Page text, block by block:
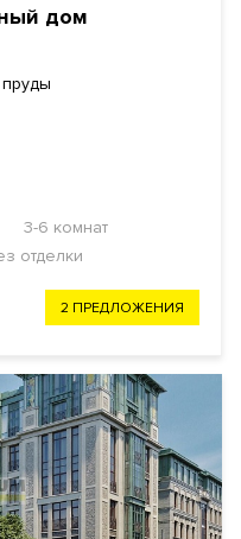
дом
3-6 комнат
отделки
2 ПРЕДЛОЖЕНИЯ